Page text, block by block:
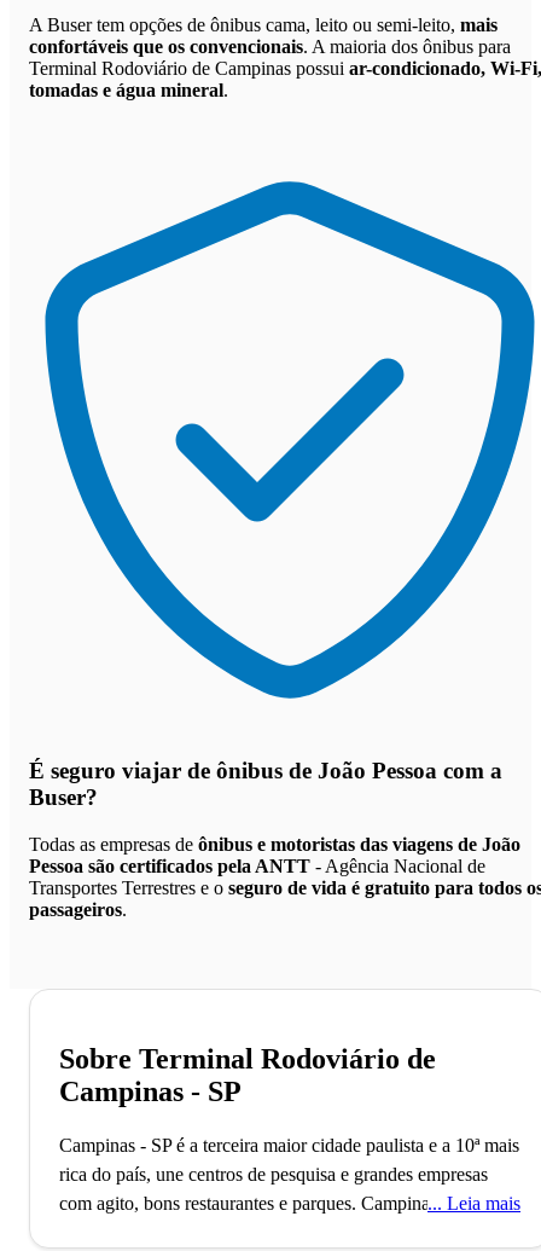
A Buser tem opções de ônibus cama, leito ou semi-leito, mais
confortáveis que os convencionais. A maioria dos ônibus para
Terminal Rodoviário de Campinas possui ar-condicionado, Wi-Fi,
tomadas e água mineral.
É seguro viajar de ônibus de João Pessoa com a
Buser?
Todas as empresas de ônibus e motoristas das viagens de João
Pessoa são certificados pela ANTT - Agência Nacional de
Transportes Terrestres e o seguro de vida é gratuito para todos
passageiros.
Sobre Terminal Rodoviário de
Campinas - SP
Campinas - SP é a terceira maior cidade paulista e a 10ª mais
rica do país, une centros de pesquisa e grandes empresas
com agito, bons restaurantes e parques. Campinas, Leia mais